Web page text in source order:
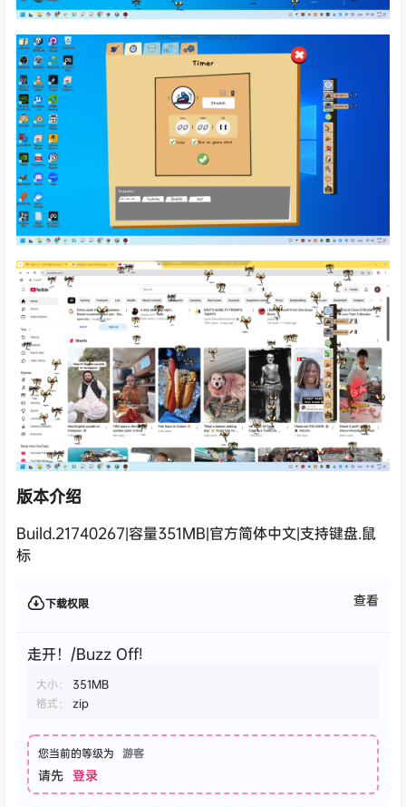
版本介绍
Build.21740267|容量351MB|官方简体中文|支持键盘.鼠
标
下载权限 查看
走开！/Buzz Off!
大小：
351MB
格式：
zip
您当前的等级为 游客
请先 登录